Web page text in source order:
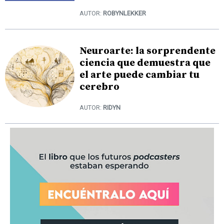
AUTOR: ROBYNLEKKER
Neuroarte: la sorprendente
ciencia que demuestra que
el arte puede cambiar tu
cerebro
AUTOR: RIDYN